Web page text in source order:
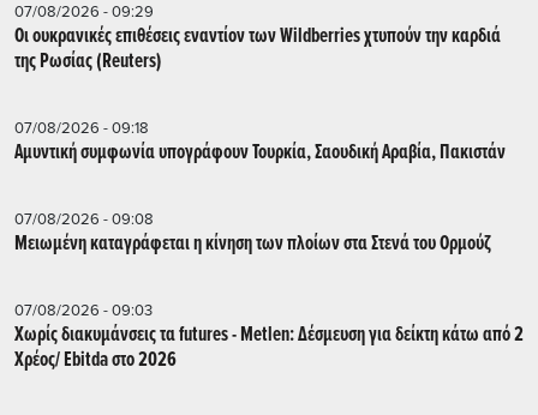
07/08/2026 - 09:29
Οι ουκρανικές επιθέσεις εναντίον των Wildberries χτυπούν την καρδιά
της Ρωσίας (Reuters)
07/08/2026 - 09:18
Αμυντική συμφωνία υπογράφουν Τουρκία, Σαουδική Αραβία, Πακιστάν
07/08/2026 - 09:08
Μειωμένη καταγράφεται η κίνηση των πλοίων στα Στενά του Ορμούζ
07/08/2026 - 09:03
Χωρίς διακυμάνσεις τα futures - Metlen: Δέσμευση για δείκτη κάτω από 2
Χρέος/ Εbitda στο 2026